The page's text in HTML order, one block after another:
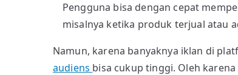
Pengguna bisa dengan cepat
misalnya ketika produk terjual atau
Namun, karena banyaknya iklan di
audiens bisa cukup tinggi. Oleh